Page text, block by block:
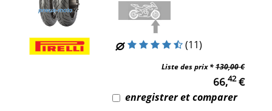
(11)
Liste des prix *130,00 €
66,42€
enregistrer et comparer